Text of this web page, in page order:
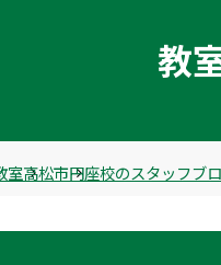
教
室高松市円座校のスタッフブ